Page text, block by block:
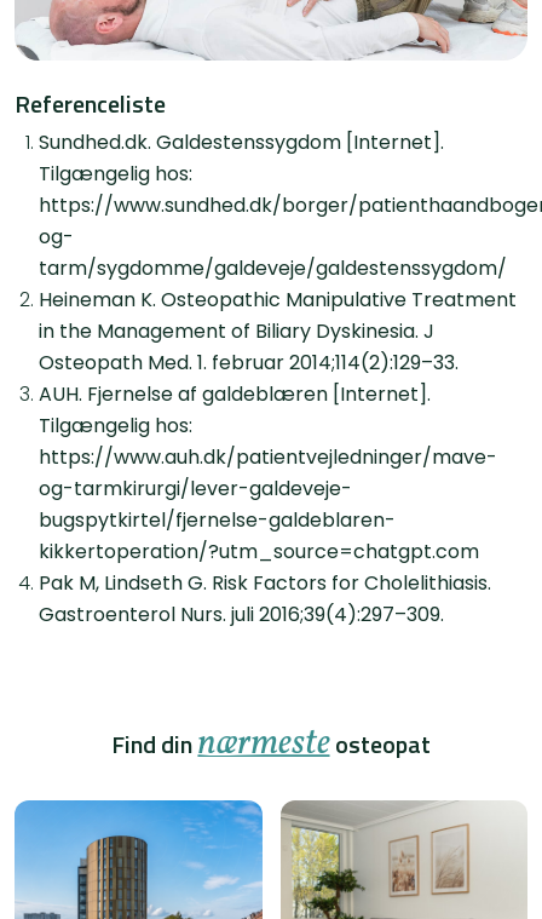
Referenceliste
Sundhed.dk. Galdestenssygdom [Internet].
Tilgængelig hos:
https://www.sundhed.dk/borger/
og-
tarm/sygdomme/galdeveje/galdestenssygdom/
Heineman K. Osteopathic Manipulative Treatment
in the Management of Biliary Dyskinesia. J
Osteopath Med. 1. februar 2014;114(2):129–33.
AUH. Fjernelse af galdeblæren [Internet].
Tilgængelig hos:
https://www.auh.dk/patientvejledninger/mave-
og-tarmkirurgi/lever-galdeveje-
bugspytkirtel/fjernelse-galdeblaren-
kikkertoperation/?utm_source=chatgpt.com
Pak M, Lindseth G. Risk Factors for Cholelithiasis.
Gastroenterol Nurs. juli 2016;39(4):297–309.
Find dinnærmesteosteopat